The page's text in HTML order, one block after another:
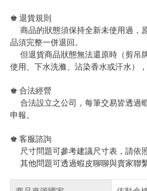
♚ 退貨規則
商品的狀態須保持全新未使用過，
品須完整一併退回。
但退貨商品狀態無法還原時（剪吊
使用、下水洗滌、沾染香水或汗水）
♚ 合法經營
合法設立之公司，每筆交易皆透過
申報。
♚ 客服諮詢
尺寸問題可參考建議尺寸表，請依
其他問題可透過蝦皮聊聊與賣家聯繫